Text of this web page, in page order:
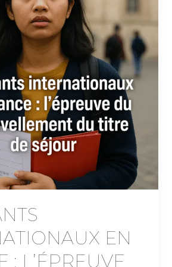
EN
: L’ÉPREUVE